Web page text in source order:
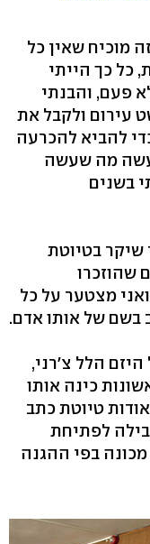
מוכיח שאין כל
כל כך הייתי
פעם, והבנתי
עירום ולקבל את
להביא להכרעה
מה שעשה
בשנים
שיקר בטיוטת
שהוזכרו
מצטער על כל
בשם של אותו אדם.
הלל צ'רני,
כינה אותו
טיוטת כתב
לפתיחת
בפי ההגנה